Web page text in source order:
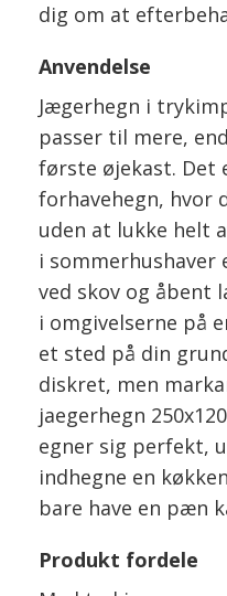
dig om at
Anvendelse
Jægerhegn i
passer til mere,
første øjekast. Det
forhavehegn, hvor
uden at lukke helt
i
ved skov og åbent
i omgivelserne på
et sted på din
diskret, men
jaegerhegn
egner sig perfekt,
indhegne en
bare have en pæn
Produkt fordele